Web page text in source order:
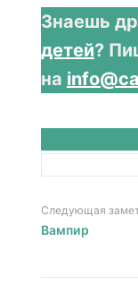
Знаешь
детей?
на
Следующая
Вампир